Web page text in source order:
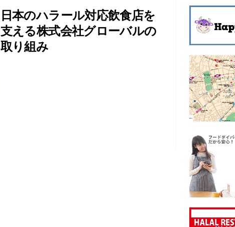
日本のハラール対応飲食店を
支える株式会社グローバルの
取り組み